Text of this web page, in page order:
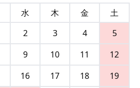
水 木 金
土
2 3 4
5
9 10 11
12
16 17 18
19